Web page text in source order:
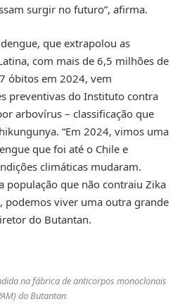
surgir no futuro”, afirma.
que extrapolou as
com mais de 6,5 milhões de
óbitos em 2024, vem
preventivas do Instituto contra
arbovírus – classificação que
“Em 2024, vimos uma
que foi até o Chile e
climáticas mudaram.
população que não contraiu Zika
podemos viver uma outra grande
do Butantan.
na fábrica de anticorpos monoclonais
do Butantan